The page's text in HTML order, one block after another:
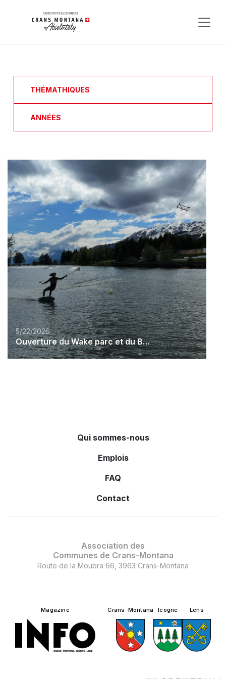
THÉMATHIQUES
ANNÉES
5/22/2026
Ouverture du Wake parc et du Beach Club
Qui sommes-nous
Emplois
FAQ
Contact
Association des
Communes de Crans-Montana
Route de la Moubra 66, 3963 Crans-Montana
Magazine Crans-Montana Icogne Lens